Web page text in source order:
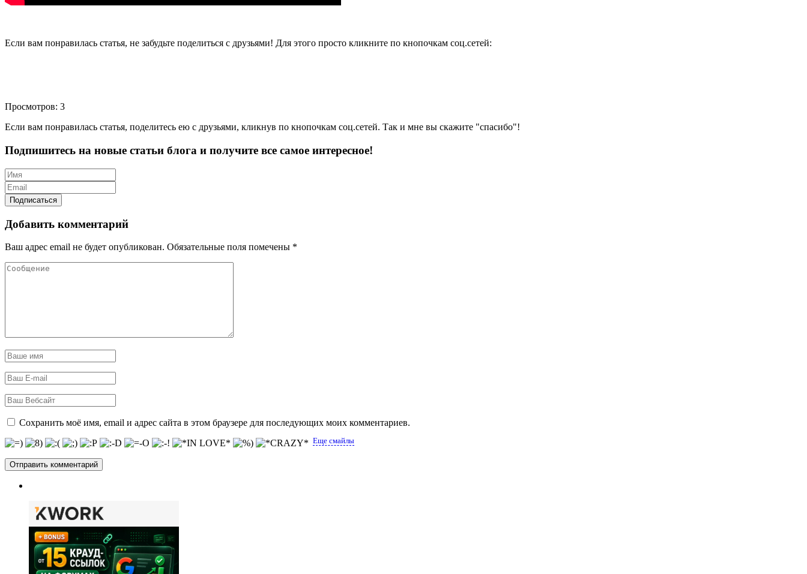
Если вам понравилась статья, не забудьте поделиться с друзьями! Для этого просто кликните по кнопочкам соц.сетей:
Просмотров: 3
Если вам понравилась статья, поделитесь ею с друзьями, кликнув по кнопочкам соц.сетей. Так и мне вы скажите "спасибо"!
Подпишитесь на новые статьи блога и получите все самое интересное!
Добавить комментарий
Ваш адрес email не будет опубликован. Обязательные поля помечены *
Сохранить моё имя, email и адрес сайта в этом браузере для последующих моих комментариев.
Еще смайлы